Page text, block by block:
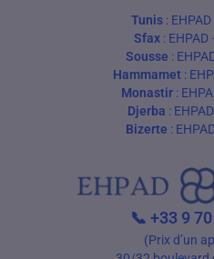
Tunis: EHPAD
Sfax: EHPAD·
Sousse :
Hammamet:
Monastir:
Djerba : EHPAD
Bizerte :
📞 +33 9
(Prix d’un